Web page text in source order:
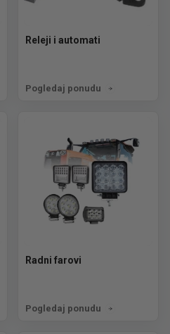
Releji i automati
Pogledaj ponudu
Radni farovi
Pogledaj ponudu